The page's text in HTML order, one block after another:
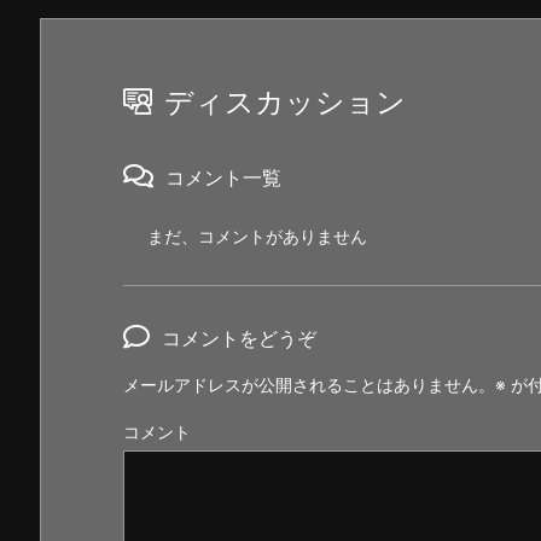
ディスカッション
コメント一覧
まだ、コメントがありません
コメントをどうぞ
メールアドレスが公開されることはありません。 ※ が
コメント